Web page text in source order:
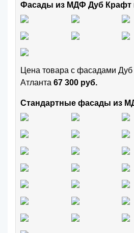
Фасады из МДФ Дуб Крафт
Цена товара с фасадами
Атланта 67 300 руб.
Стандартные фасады из